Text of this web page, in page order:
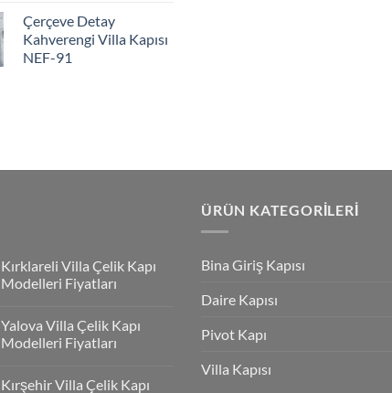
Çerçeve Detay
Kahverengi Villa Kapısı
NEF-91
Kırklareli Villa Çelik Kapı
Modelleri Fiyatları
Yalova Villa Çelik Kapı
Modelleri Fiyatları
Kırşehir Villa Çelik Kapı
ÜRÜN KATEGORILERI
Bina Giriş Kapısı
Daire Kapısı
Pivot Kapı
Villa Kapısı